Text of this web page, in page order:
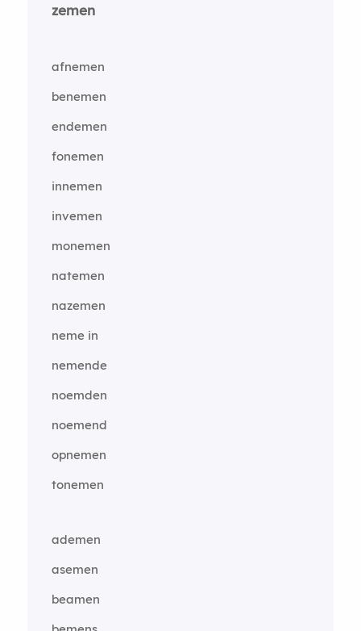
zemen
afnemen
benemen
endemen
fonemen
innemen
invemen
monemen
natemen
nazemen
neme in
nemende
noemden
noemend
opnemen
tonemen
ademen
asemen
beamen